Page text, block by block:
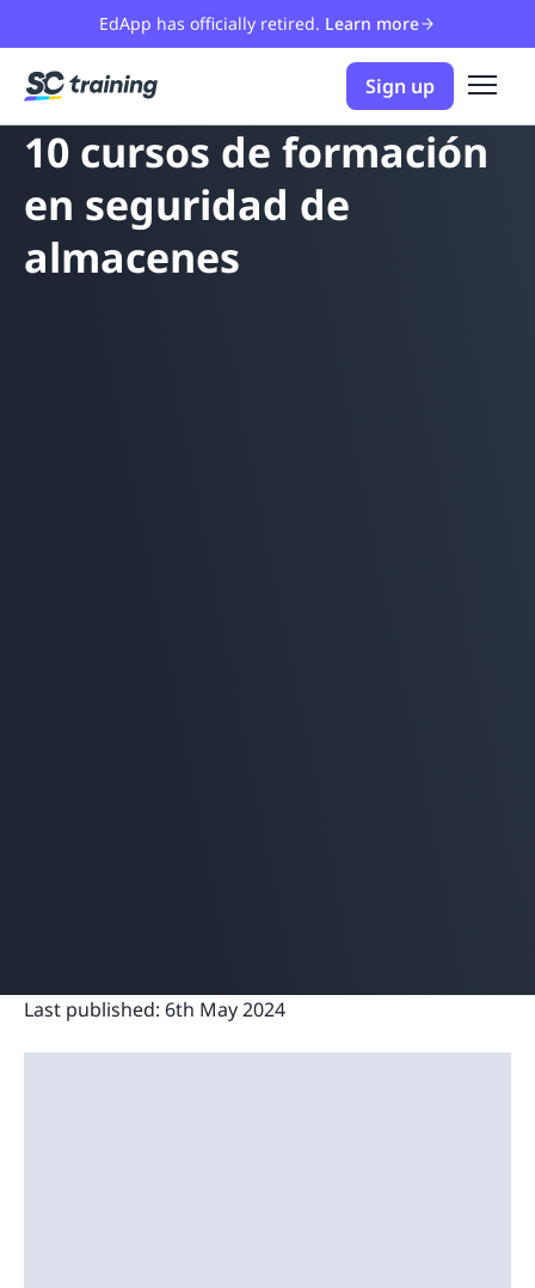
EdApp has officially retired. Learn more
Sign up
10 cursos de formación
en seguridad de
almacenes
Last published: 6th May 2024